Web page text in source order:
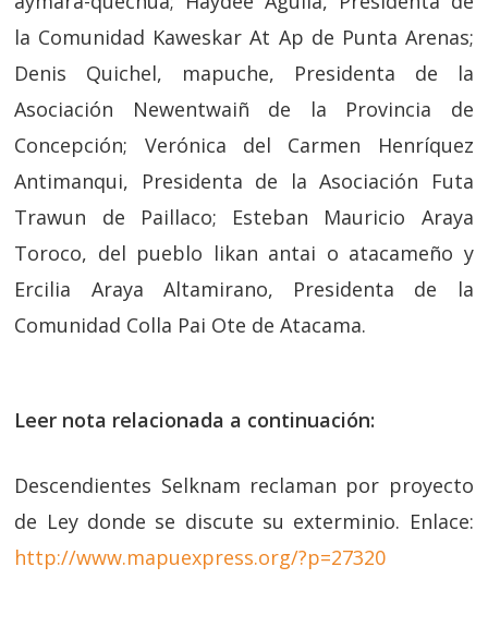
la Comunidad Kaweskar At Ap de Punta Arenas;
Denis Quichel, mapuche, Presidenta de la
Asociación Newentwaiñ de la Provincia de
Concepción; Verónica del Carmen Henríquez
Antimanqui, Presidenta de la Asociación Futa
Trawun de Paillaco; Esteban Mauricio Araya
Toroco, del pueblo likan antai o atacameño y
Ercilia Araya Altamirano, Presidenta de la
Comunidad Colla Pai Ote de Atacama.
Leer nota relacionada a continuación:
Descendientes Selknam reclaman por proyecto
de Ley donde se discute su exterminio. Enlace:
http://www.mapuexpress.org/?p=27320